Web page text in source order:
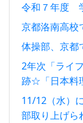
令和７年度
京都洛南高校
体操部、京都
2年次「ライ
跡☆「日本料
11/12（水）
部取り上げら